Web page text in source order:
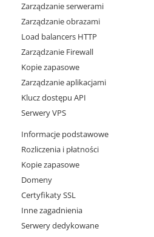
Zarządzanie serwerami
Zarządzanie obrazami
Load balancers HTTP
Zarządzanie Firewall
Kopie zapasowe
Zarządzanie aplikacjami
Klucz dostępu API
Serwery VPS
Informacje podstawowe
Rozliczenia i płatności
Kopie zapasowe
Domeny
Certyfikaty SSL
Inne zagadnienia
Serwery dedykowane